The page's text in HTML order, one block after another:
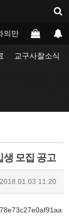
만남 업무포털
교구사찰소식
생 모집 공고
2018.01.03 11:20